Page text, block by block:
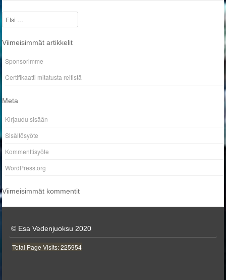
Etsi
Viimeisimmät artikkelit
Sponsorimme
Certifikaatti mitatusta reitistä
Meta
Kirjaudu sisään
Sisältösyöte
Kommenttisyöte
WordPress.org
Viimeisimmät kommentit
© Esa Vedenjuoksu 2020
Total Page Visits: 225954